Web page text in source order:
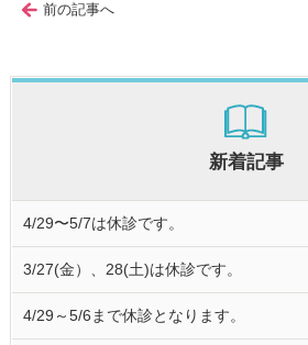
前の記事へ
新着記事
4/29〜5/7は休診です。
3/27(金）、28(土)は休診です。
4/29～5/6まで休診となります。